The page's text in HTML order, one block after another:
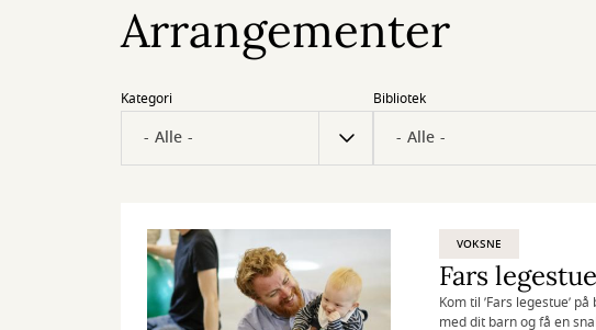
Arrangementer
Kategori Bibliotek
VOKSNE
Fars legestue
Kom til ’Fars legestue’
med dit barn og få en